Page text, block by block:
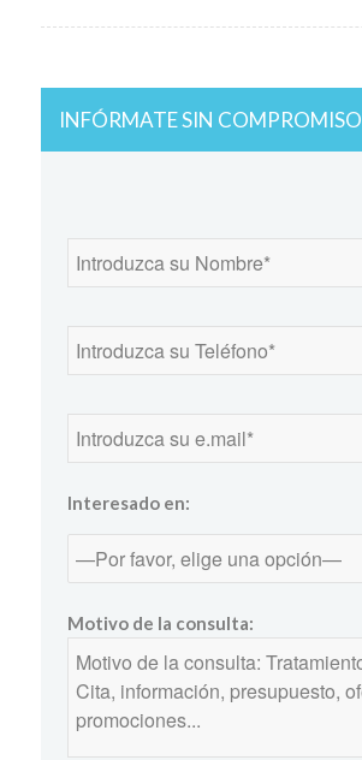
INFÓRMATE SIN COMPROMISO
Interesado en:
Motivo de la consulta: